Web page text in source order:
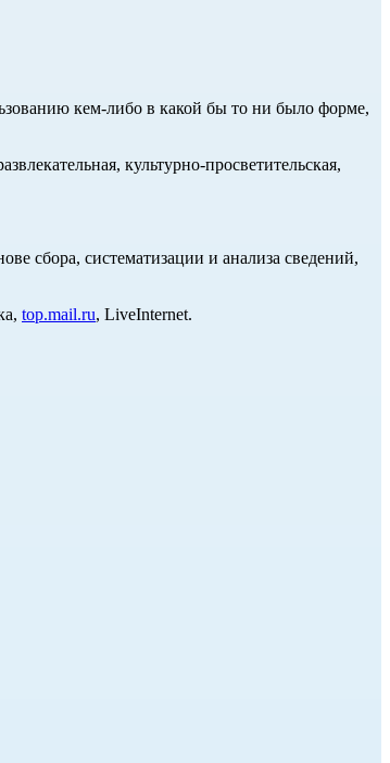
кем-либо в какой бы то ни было форме,
культурно-просветительская,
сбора, систематизации и анализа сведений,
top.mail.ru, LiveInternet.